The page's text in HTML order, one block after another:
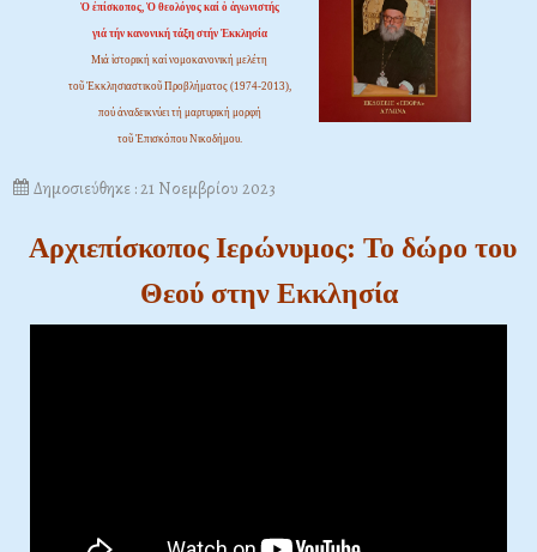
Ὁ ἐπίσκοπος, Ὁ θεολόγος καί ὁ ἀγωνιστής
γιά τήν κανονική τάξη στήν Ἐκκλησία
Μιά ἱστορική καί νομοκανονική μελέτη
τοῦ Ἐκκλησιαστικοῦ Προβλήματος (1974-2013),
πού ἀναδεικνύει τή μαρτυρική μορφή
τοῦ Ἐπισκόπου Νικοδήμου.
Δημοσιεύθηκε : 21 Νοεμβρίου 2023
Αρχιεπίσκοπος Ιερώνυμος: Το δώρο του
Θεού στην Εκκλησία